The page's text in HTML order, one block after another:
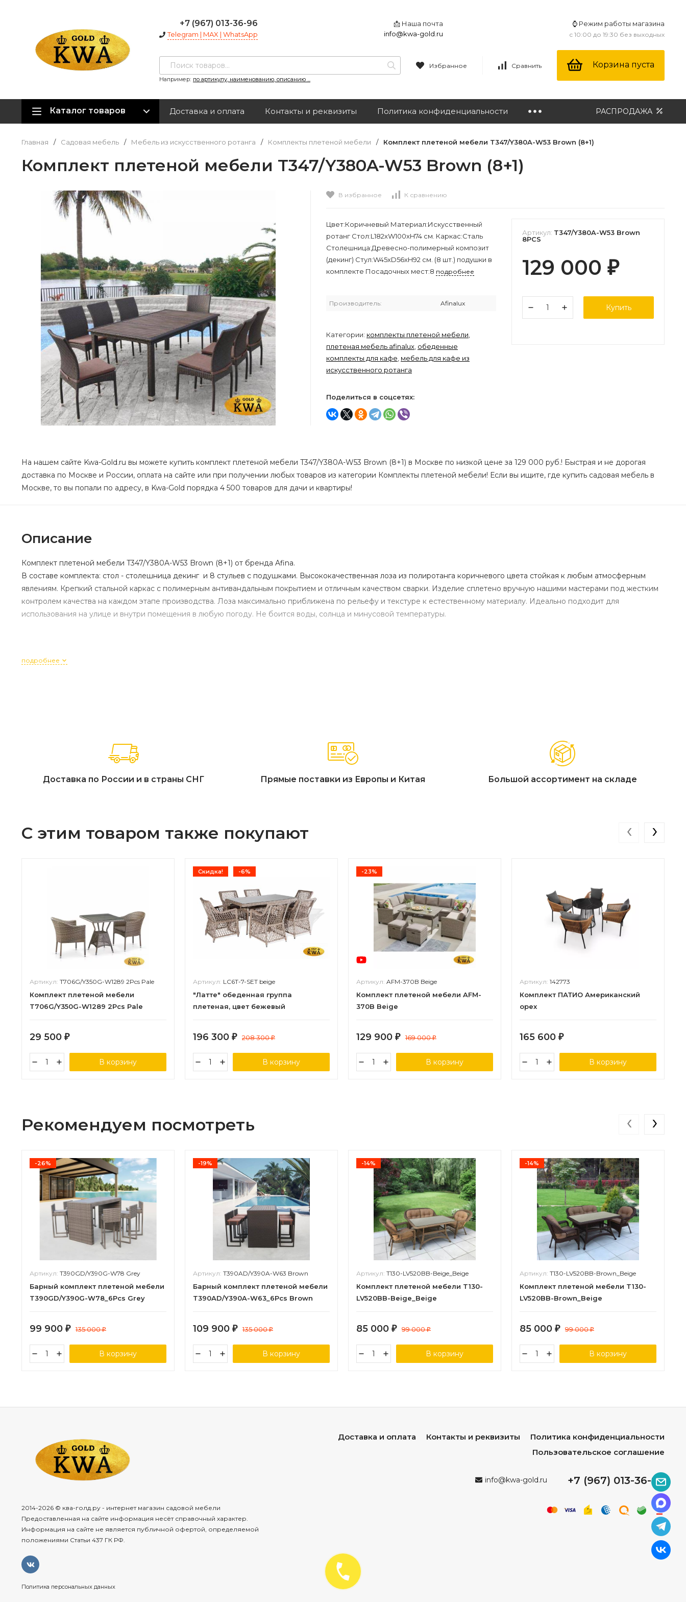
+7 (967) 013-36-96
Telegram | MAX | WhatsApp
📩 Наша почта
info@kwa-gold.ru
⌚ Режим работы магазина
с 10:00 до 19:30 без выходных
Например: по артикулу, наименованию, описанию ...
Избранное Сравнить Корзина пуста
Каталог товаров Доставка и оплата Контакты и реквизиты Политика конфиденциальности РАСПРОДАЖА
Главная / Садовая мебель / Мебель из искусственного ротанга / Комплекты плетеной мебели / Комплект плетеной мебели T347/Y380A-W53 Brown (8+1)
Комплект плетеной мебели T347/Y380A-W53 Brown (8+1)
В избранное К сравнению
Цвет:Коричневый Материал:Искусственный
ротанг Стол:L182хW100xH74 см. Каркас:Сталь
Столешница:Древесно-полимерный композит
(декинг) Стул:W45xD56xH92 см. (8 шт.) подушки в
комплекте Посадочных мест:8 подробнее
Производитель: Afinalux
Категории: комплекты плетеной мебели
плетеная мебель afinalux обеденные
комплекты для кафе мебель для кафе из
искусственного ротанга
Поделиться в соцсетях:
Артикул: T347/Y380A-W53 Brown
8PCS
129 000 ₽
Купить
На нашем сайте Kwa-Gold.ru вы можете купить комплект плетеной мебели T347/Y380A-W53 Brown (8+1) в Москве по низкой цене за 129 000 руб.! Быстрая и не дорогая
доставка по Москве и России, оплата на сайте или при получении любых товаров из категории Комплекты плетеной мебели! Если вы ищите, где купить садовая мебель в
Москве, то вы попали по адресу, в Kwa-Gold порядка 4 500 товаров для дачи и квартиры!
Описание
Комплект плетеной мебели T347/Y380A-W53 Brown (8+1) от бренда Afina.
В составе комплекта: стол - столешница декинг и 8 стульев с подушками. Высококачественная лоза из полиротанга коричневого цвета стойкая к любым атмосферным
явлениям. Крепкий стальной каркас с полимерным антивандальным покрытием и отличным качеством сварки. Изделие сплетено вручную нашими мастерами под жестким
контролем качества на каждом этапе производства. Лоза максимально приближена по рельефу и текстуре к естественному материалу. Идеально подходит для
использования на улице и внутри помещения в любую погоду. Не боится воды, солнца и минусовой температуры.
подробнее
Доставка по России и в страны СНГ Прямые поставки из Европы и Китая Большой ассортимент на складе
С этим товаром также покупают
Артикул: T706G/Y350G-W1289 2Pcs Pale
Комплект плетеной мебели
T706G/Y350G-W1289 2Pcs Pale
29 500 ₽
В корзину
Скидка! -6%
Артикул: LC6T-7-SET beige
"Латте" обеденная группа
плетеная, цвет бежевый
196 300 ₽ 208 300₽
В корзину
-23%
Артикул: AFM-370B Beige
Комплект плетеной мебели AFM-
370B Beige
129 900 ₽ 169 000₽
В корзину
Артикул: 142773
Комплект ПАТИО Американский
орех
165 600 ₽
В корзину
‹ ›
Рекомендуем посмотреть
-26%
Артикул: T390GD/Y390G-W78 Grey
Барный комплект плетеной мебели
T390GD/Y390G-W78_6Pcs Grey
99 900 ₽ 135 000₽
В корзину
-19%
Артикул: T390AD/Y390A-W63 Brown
Барный комплект плетеной мебели
T390AD/Y390A-W63_6Pcs Brown
109 900 ₽ 135 000₽
В корзину
-14%
Артикул: T130-LV520BB-Beige_Beige
Комплект плетеной мебели T130-
LV520BB-Beige_Beige
85 000 ₽ 99 000₽
В корзину
-14%
Артикул: T130-LV520BB-Brown_Beige
Комплект плетеной мебели T130-
LV520BB-Brown_Beige
85 000 ₽ 99 000₽
В корзину
‹ ›
2014-2026 © ква-голд.ру - интернет магазин садовой мебели
Предоставленная на сайте информация несёт справочный характер.
Информация на сайте не является публичной офертой, определяемой
положениями Статьи 437 ГК РФ.
Политика персональных данных
Доставка и оплата Контакты и реквизиты
Политика конфиденциальности
Пользовательское соглашение
info@kwa-gold.ru +7 (967) 013-36-96